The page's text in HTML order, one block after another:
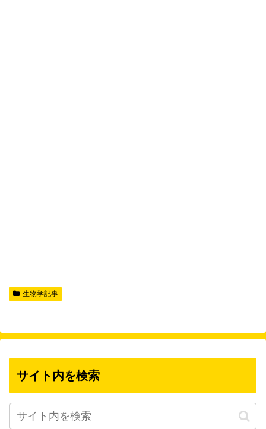
生物学記事
サイト内を検索